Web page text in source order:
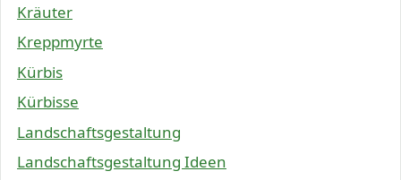
Kräuter
Kreppmyrte
Kürbis
Kürbisse
Landschaftsgestaltung
Landschaftsgestaltung Ideen